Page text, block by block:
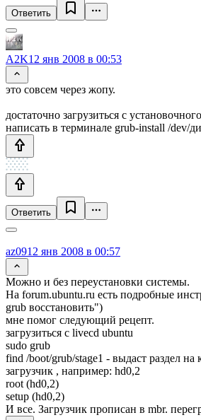
Ответить
A2K12 янв 2008 в 00:53
это совсем через жопу.
достаточно загрузиться с
написать в терминале grub-install /dev/
Ответить
az0912 янв 2008 в 00:57
Можно и без переустановки системы.
На forum.ubuntu.ru есть подробные
grub восстановить")
мне помог следующий рецепт.
загрузиться с livecd ubuntu
sudo grub
find /boot/grub/stage1 - выдаст раздел на
загрузчик , например: hd0,2
root (hd0,2)
setup (hd0,2)
И все. Загрузчик прописан в mbr.